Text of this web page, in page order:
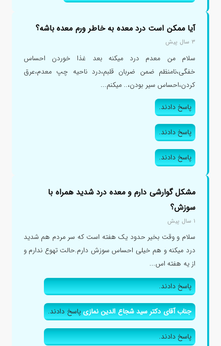
آیا ممکن است درد معده به خاطر ورم معده باشه؟
۳ سال پیش
سلام من معدم درد میکنه بعد غذا خوردن احساس
خفگی،نامنظم ضمن ضربان قلبم،درد ناحیه چپ معدم،عرق
کردن،احساس سیر بودن،.. میکنم...
پاسخ دادند.
پاسخ دادند.
پاسخ دادند.
مشکل گوارشی دارم و معده درد شدید همراه با
سوزش؟
۱ سال پیش
سلام و وقت بخیر حدود یک هفته است که سر مردم هم شدید
درد میکنه و هم خیلی احساس سوزش دارم.حالت تهوع ندارم و
از یه هفته اس...
پاسخ دادند.
جناب آقای دکتر سید شجاع الدین نمازیپاسخ دادند.
پاسخ دادند.